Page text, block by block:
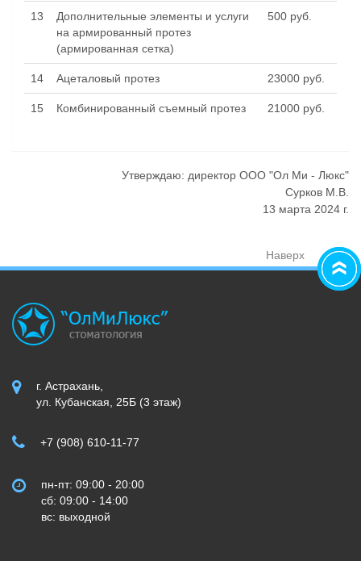
13
Дополнительные элементы и услуги
на армированный протез
(армированная сетка)
500 руб.
14 Ацеталовый протез 23000 руб.
15 Комбинированный съемный протез 21000 руб.
Утверждаю: директор ООО "Ол Ми - Люкс"
Сурков М.В.
13 марта 2024 г.
Наверх
г. Астрахань,
ул. Кубанская, 25Б (3 этаж)
+7 (908) 610-11-77
пн-пт: 09:00 - 20:00
сб: 09:00 - 14:00
вс: выходной